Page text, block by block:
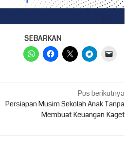
SEBARKAN
Pos berikutnya
Persiapan Musim Sekolah Anak Tanpa
Membuat Keuangan Kaget